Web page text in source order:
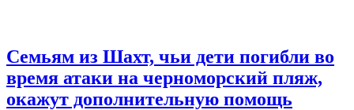
Семьям из Шахт, чьи дети погибли во
время атаки на черноморский пляж,
окажут дополнительную помощь